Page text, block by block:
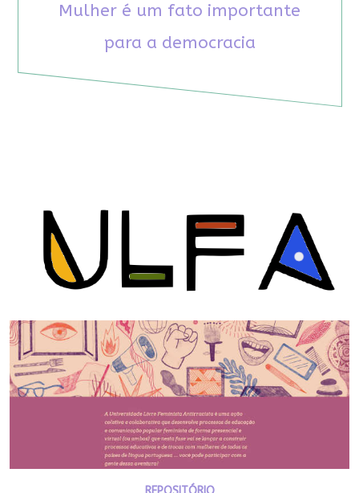
Mulher é um fato importante
para a democracia